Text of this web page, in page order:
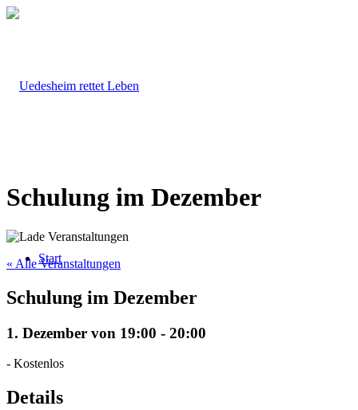
Start
Schulung im Dezember
« Alle Veranstaltungen
Schulung im Dezember
1. Dezember von 19:00 - 20:00
- Kostenlos
Details